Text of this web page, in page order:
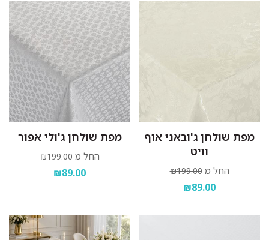
מפת שולחן ג'ובאני אוף
וויט
החל מ ₪199.00
₪89.00
מפת שולחן ג'ולי אפור
החל מ ₪199.00
₪89.00